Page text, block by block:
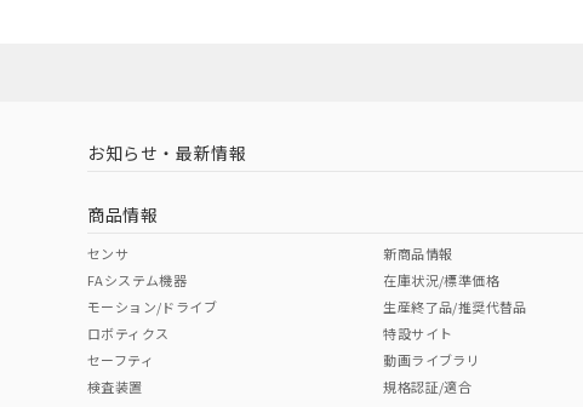
中国 RoHS 注意事項・凡例
中国 RoHS表
Pb Hg Cr(VI)
お知らせ・最新情報
商品情報
センサ
FAシステム機器
モーション/ドライブ
ロボティクス
セーフティ
検査装置
新商品情報
在庫状況/標準価格
生産終了品/推奨代替品
特設サイト
動画ライブラリ
規格認証/適合